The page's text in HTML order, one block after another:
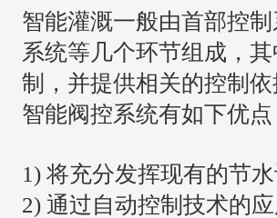
智能灌溉一般由首部控
系统等几个环节组成，
制，并提供相关的控制
智能阀控系统有如下优点
1) 将充分发挥现有的节
2) 通过自动控制技术的